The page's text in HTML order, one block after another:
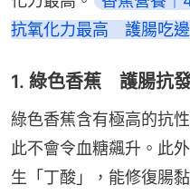
抗氧化力最高　護腸吃
1. 綠色香蕉 護腸抗
綠色香蕉含有極高的抗
此不會令血糖飆升。此
生「丁酸」，能修復腸